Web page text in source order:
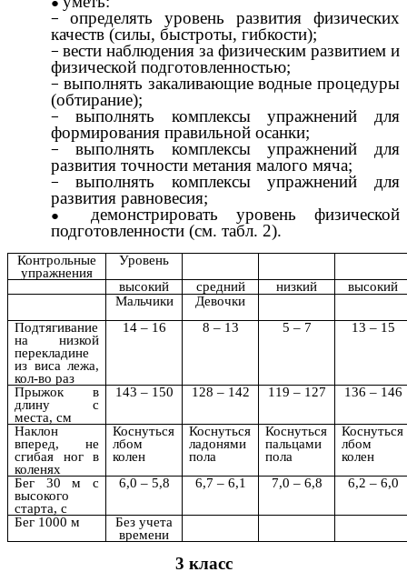
определять уровень развития физических
качеств (силы, быстроты, гибкости);
вести наблюдения за физическим развитием и
физической подготовленностью;
выполнять закаливающие водные процедуры
(обтирание);
выполнять комплексы упражнений для
формирования правильной осанки;
выполнять комплексы упражнений для
развития точности метания малого мяча;
выполнять комплексы упражнений для
развития равновесия;
демонстрировать уровень физической
подготовленности (см. табл. 2).
Контрольные
упражнения
Уровень
высокий
средний низкий
высокий
Мальчики
Девочки
Подтягивание
на низкой
перекладине
из виса лежа,
кол-во раз
14 – 16 8 – 13 5 – 7 13 – 15
Прыжок в
длину с
места, см
143 – 150 128 – 142 119 – 127 136 – 146
Наклон
вперед, не
сгибая ног в
коленях
Коснуться
лбом
колен
Коснуться
ладонями
пола
Коснуться
пальцами
пола
Коснуться
лбом
колен
Бег 30 м с
высокого
старта, с
6,0 – 5,8 6,7 – 6,1 7,0 – 6,8 6,2 – 6,0
Бег 1000 м
Без учета
времени
3 класс